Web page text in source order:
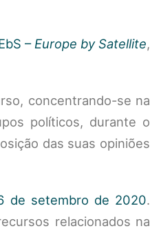
– Europe by Satellite,
concentrando-se na
políticos, durante o
das suas opiniões
de setembro de 2020.
relacionados na